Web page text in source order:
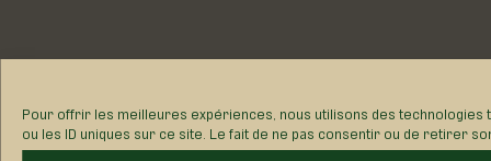
Pour offrir les meilleures expériences, nous utilisons des
ou les ID uniques sur ce site. Le fait de ne pas consentir ou de retirer